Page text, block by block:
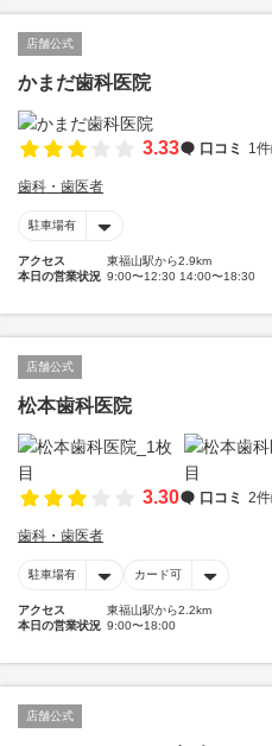
店舗公式
かまだ歯科医院
3.33 口コミ 1件
歯科・歯医者
駐車場有
アクセス
東福山駅から2.9km
本日の営業状況 9:00〜12:30 14:00〜18:30
店舗公式
松本歯科医院
3.30 口コミ 2件
歯科・歯医者
駐車場有 カード可
アクセス
東福山駅から2.2km
本日の営業状況 9:00〜18:00
店舗公式